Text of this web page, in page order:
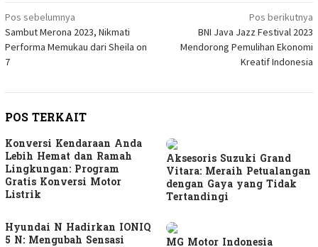
Navigasi
pos
Pos sebelumnya
Sambut Merona 2023, Nikmati
Performa Memukau dari Sheila on
7
Pos berikutnya
BNI Java Jazz Festival 2023
Mendorong Pemulihan Ekonomi
Kreatif Indonesia
POS TERKAIT
Konversi Kendaraan Anda
Lebih Hemat dan Ramah
Lingkungan: Program
Gratis Konversi Motor
Listrik
Aksesoris Suzuki Grand
Vitara: Meraih Petualangan
dengan Gaya yang Tidak
Tertandingi
Hyundai N Hadirkan IONIQ
5 N: Mengubah Sensasi
MG Motor Indonesia